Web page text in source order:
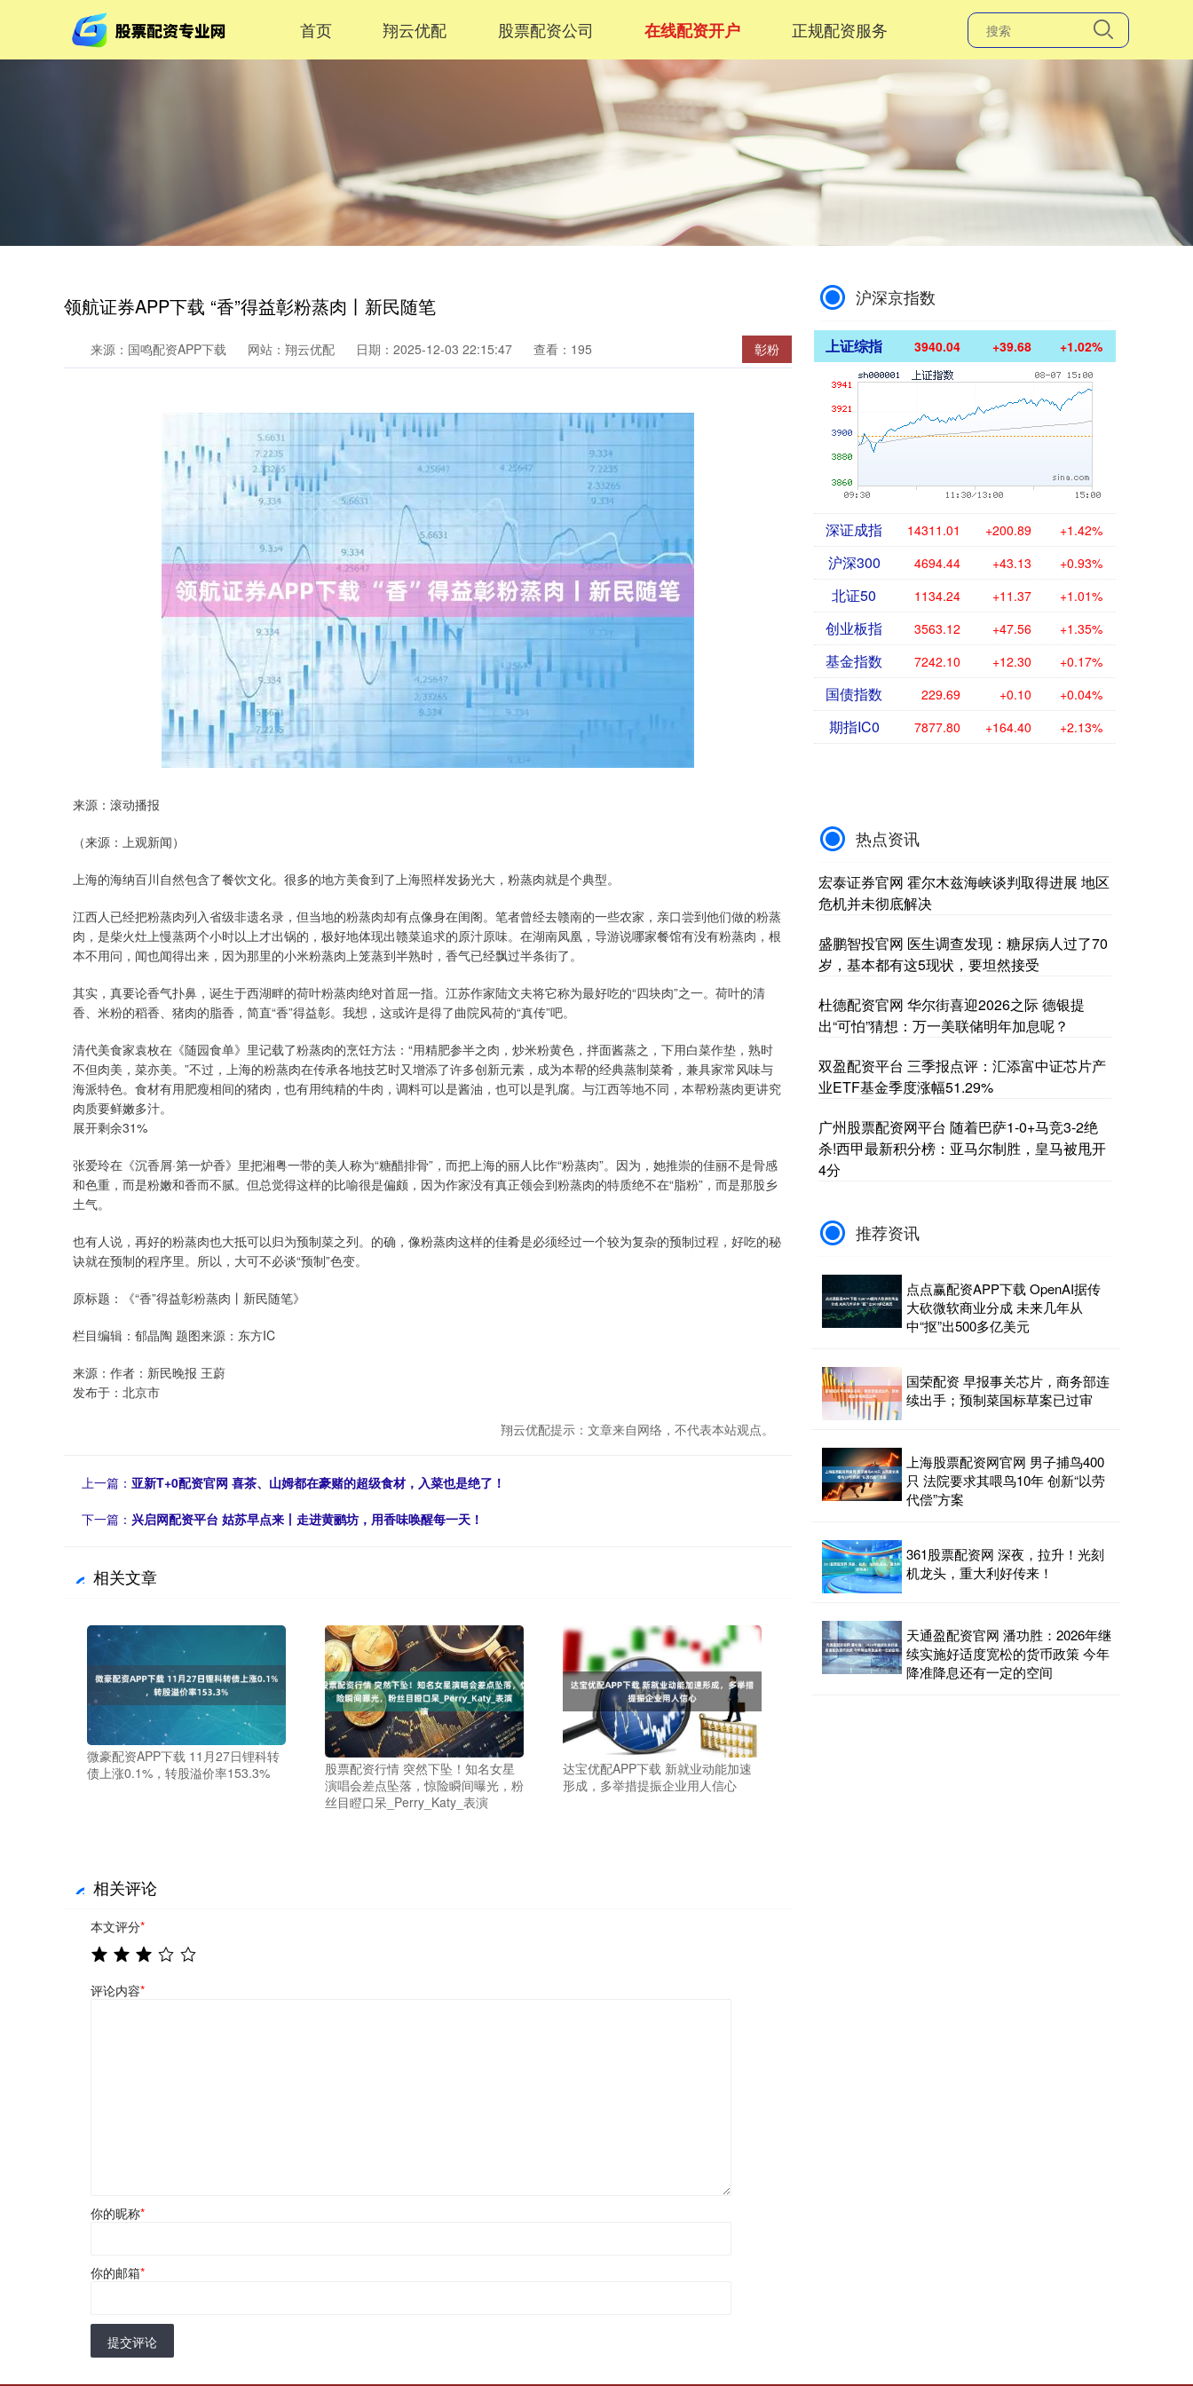
首页 翔云优配 股票配资公司 在线配资开户 正规配资服务
领航证券APP下载 “香”得益彰粉蒸肉丨新民随笔
彰粉
来源：国鸣配资APP下载 网站：翔云优配 日期：2025-12-03 22:15:47 查看：195
来源：滚动播报
（来源：上观新闻）
上海的海纳百川自然包含了餐饮文化。很多的地方美食到了上海照样发扬光大，粉蒸肉就是个典型。
江西人已经把粉蒸肉列入省级非遗名录，但当地的粉蒸肉却有点像身在闺阁。笔者曾经去赣南的一些农家，亲口尝到他们做的粉蒸
肉，是柴火灶上慢蒸两个小时以上才出锅的，极好地体现出赣菜追求的原汁原味。在湖南凤凰，导游说哪家餐馆有没有粉蒸肉，根
本不用问，闻也闻得出来，因为那里的小米粉蒸肉上笼蒸到半熟时，香气已经飘过半条街了。
其实，真要论香气扑鼻，诞生于西湖畔的荷叶粉蒸肉绝对首屈一指。江苏作家陆文夫将它称为最好吃的“四块肉”之一。荷叶的清
香、米粉的稻香、猪肉的脂香，简直“香”得益彰。我想，这或许是得了曲院风荷的“真传”吧。
清代美食家袁枚在《随园食单》里记载了粉蒸肉的烹饪方法：“用精肥参半之肉，炒米粉黄色，拌面酱蒸之，下用白菜作垫，熟时
不但肉美，菜亦美。”不过，上海的粉蒸肉在传承各地技艺时又增添了许多创新元素，成为本帮的经典蒸制菜肴，兼具家常风味与
海派特色。食材有用肥瘦相间的猪肉，也有用纯精的牛肉，调料可以是酱油，也可以是乳腐。与江西等地不同，本帮粉蒸肉更讲究
肉质要鲜嫩多汁。
展开剩余31%
张爱玲在《沉香屑·第一炉香》里把湘粤一带的美人称为“糖醋排骨”，而把上海的丽人比作“粉蒸肉”。因为，她推崇的佳丽不是骨感
和色重，而是粉嫩和香而不腻。但总觉得这样的比喻很是偏颇，因为作家没有真正领会到粉蒸肉的特质绝不在“脂粉”，而是那股乡
土气。
也有人说，再好的粉蒸肉也大抵可以归为预制菜之列。的确，像粉蒸肉这样的佳肴是必须经过一个较为复杂的预制过程，好吃的秘
诀就在预制的程序里。所以，大可不必谈“预制”色变。
原标题：《“香”得益彰粉蒸肉丨新民随笔》
栏目编辑：郁晶陶 题图来源：东方IC
来源：作者：新民晚报 王蔚
发布于：北京市
翔云优配提示：文章来自网络，不代表本站观点。
上一篇： 亚新T+0配资官网 喜茶、山姆都在豪赌的超级食材，入菜也是绝了！
下一篇： 兴启网配资平台 姑苏早点来丨走进黄鹂坊，用香味唤醒每一天！
相关文章
微豪配资APP下载 11月27日锂科转
债上涨0.1%，转股溢价率153.3%
股票配资行情 突然下坠！知名女星
演唱会差点坠落，惊险瞬间曝光，粉
丝目瞪口呆_Perry_Katy_表演
达宝优配APP下载 新就业动能加速
形成，多举措提振企业用人信心
相关评论
本文评分*
评论内容*
你的昵称*
你的邮箱*
提交评论
沪深京指数
上证综指 3940.04 +39.68 +1.02%
深证成指 14311.01 +200.89 +1.42%
沪深300 4694.44 +43.13 +0.93%
北证50 1134.24 +11.37 +1.01%
创业板指 3563.12 +47.56 +1.35%
基金指数 7242.10 +12.30 +0.17%
国债指数 229.69 +0.10 +0.04%
期指IC0 7877.80 +164.40 +2.13%
热点资讯
宏泰证券官网 霍尔木兹海峡谈判取得进展 地区
危机并未彻底解决
盛鹏智投官网 医生调查发现：糖尿病人过了70
岁，基本都有这5现状，要坦然接受
杜德配资官网 华尔街喜迎2026之际 德银提
出“可怕”猜想：万一美联储明年加息呢？
双盈配资平台 三季报点评：汇添富中证芯片产
业ETF基金季度涨幅51.29%
广州股票配资网平台 随着巴萨1-0+马竞3-2绝
杀!西甲最新积分榜：亚马尔制胜，皇马被甩开
4分
推荐资讯
点点赢配资APP下载 OpenAI据传
大砍微软商业分成 未来几年从
中“抠”出500多亿美元
国荣配资 早报事关芯片，商务部连
续出手；预制菜国标草案已过审
上海股票配资网官网 男子捕鸟400
只 法院要求其喂鸟10年 创新“以劳
代偿”方案
361股票配资网 深夜，拉升！光刻
机龙头，重大利好传来！
天通盈配资官网 潘功胜：2026年继
续实施好适度宽松的货币政策 今年
降准降息还有一定的空间